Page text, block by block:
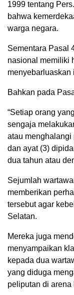
1999 tentang
bahwa
warga negara.
Sementara Pasal
nasional memiliki
menyebarluaskan
Bahkan pada
“Setiap orang
sengaja
atau menghalangi
dan ayat (3)
dua tahun atau
Sejumlah
memberikan
tersebut agar
Selatan.
Mereka juga
menyampaikan
kepada dua
yang diduga
peliputan di arena